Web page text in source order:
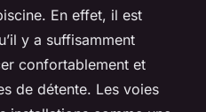
En effet, il est
y a suffisamment
confortablement et
de détente. Les voies